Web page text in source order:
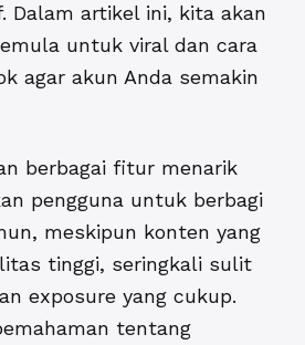
Dalam artikel ini, kita akan
untuk viral dan cara
agar akun Anda semakin
berbagai fitur menarik
pengguna untuk berbagi
meskipun konten yang
tinggi, seringkali sulit
exposure yang cukup.
tentang